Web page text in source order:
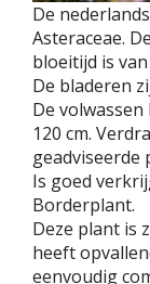
De
Asteraceae.
bloeitijd is
De bladeren
De
120 cm.
geadviseerde
Is goed
Borderplant.
Deze plant is
heeft
eenvoudig